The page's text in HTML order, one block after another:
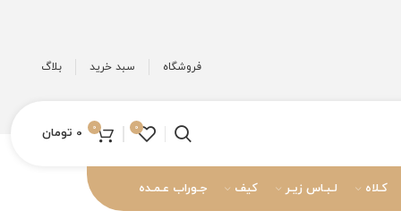
فروشگاه سبد خرید بلاگ
0
0
0 تومان
کـلاه لـبـاس زیـر کیف جـوراب عـمـده